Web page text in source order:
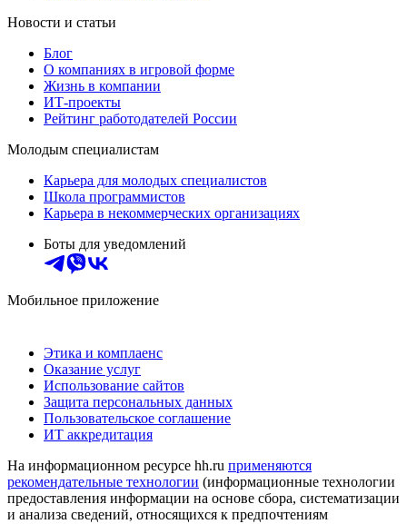
Новости и статьи
Блог
О компаниях в игровой форме
Жизнь в компании
ИТ-проекты
Рейтинг работодателей России
Молодым специалистам
Карьера для молодых специалистов
Школа программистов
Карьера в некоммерческих организациях
Боты для уведомлений
Мобильное приложение
Этика и комплаенс
Оказание услуг
Использование сайтов
Защита персональных данных
Пользовательское соглашение
ИТ аккредитация
На информационном ресурсе hh.ru применяются
рекомендательные технологии (информационные технологии
предоставления информации на основе сбора, систематизации
и анализа сведений, относящихся к предпочтениям